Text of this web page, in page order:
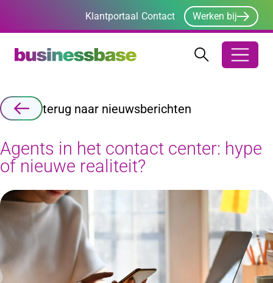
Klantportaal Contact Werken bij
Zoeken Zoeken
terug naar nieuwsberichten
Agents in het contact center: hype
of nieuwe realiteit?